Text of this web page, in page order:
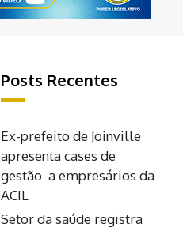
Posts Recentes
Ex-prefeito de Joinville
apresenta cases de
gestão a empresários da
ACIL
Setor da saúde registra